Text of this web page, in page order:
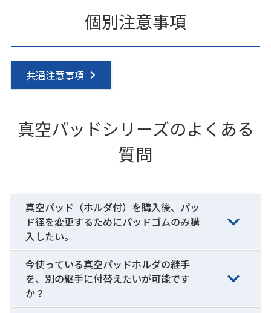
個別注意事項
共通注意事項
真空パッドシリーズのよくある
質問
真空パッド（ホルダ付）を購入後、パッ
ド径を変更するためにパッドゴムのみ購
入したい。
今使っている真空パッドホルダの継手
を、別の継手に付替えたいが可能です
か？